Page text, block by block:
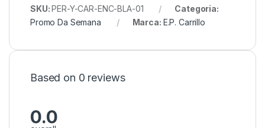
SKU:PER-Y-CAR-ENC-BLA-01
Categoria:
Promo Da Semana
Marca: E.P. Carrillo
Based on 0 reviews
0.0